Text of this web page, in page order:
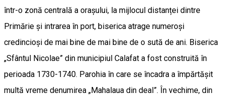
într-o zonă centrală a orașului, la mijlocul distanței dintre
Primărie și intrarea în port, biserica atrage numeroși
credincioși de mai bine de mai bine de o sută de ani. Biserica
„Sfântul Nicolae” din municipiul Calafat a fost construită în
perioada 1730-1740. Parohia în care se încadra a împărtăşit
multă vreme denumirea „Mahalaua din deal”. În vechime, din